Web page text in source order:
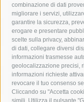
combinazione di dati
migliorare i servizi,
garantire la sicurezza,
erogare e presentare
scelte sulla privacy,
di dati, collegare diversi
informazioni trasmesse
geolocalizzazione precisi,
informazioni richieste
revocare il tuo consenso
Cliccando su "Accetta
simili. Utilizza il pulsante
costiera amalfitana
fondazione sorrento
lavori
lorenzo
massimo coppola
penisola sorrentina
protezione civile
sindaco cuomo